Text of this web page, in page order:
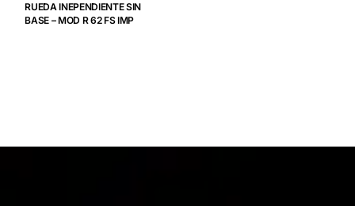
RUEDA INEPENDIENTE SIN
BASE – MOD R 62 FS IMP